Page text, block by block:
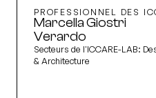
PROFESSIONNEL DES
Marcella Giostri
Verardo
Secteurs de l'ICCARE-LAB:
& Architecture